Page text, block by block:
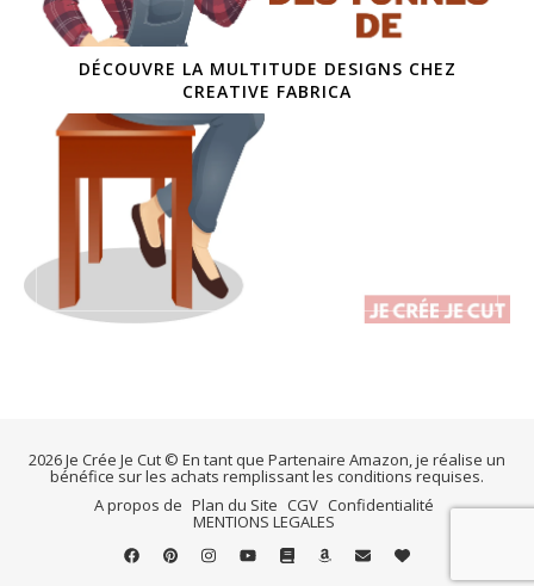
DÉCOUVRE LA MULTITUDE DESIGNS CHEZ
CREATIVE FABRICA
2026 Je Crée Je Cut © En tant que Partenaire Amazon, je réalise un
bénéfice sur les achats remplissant les conditions requises.
A propos de Plan du Site CGV Confidentialité
MENTIONS LEGALES